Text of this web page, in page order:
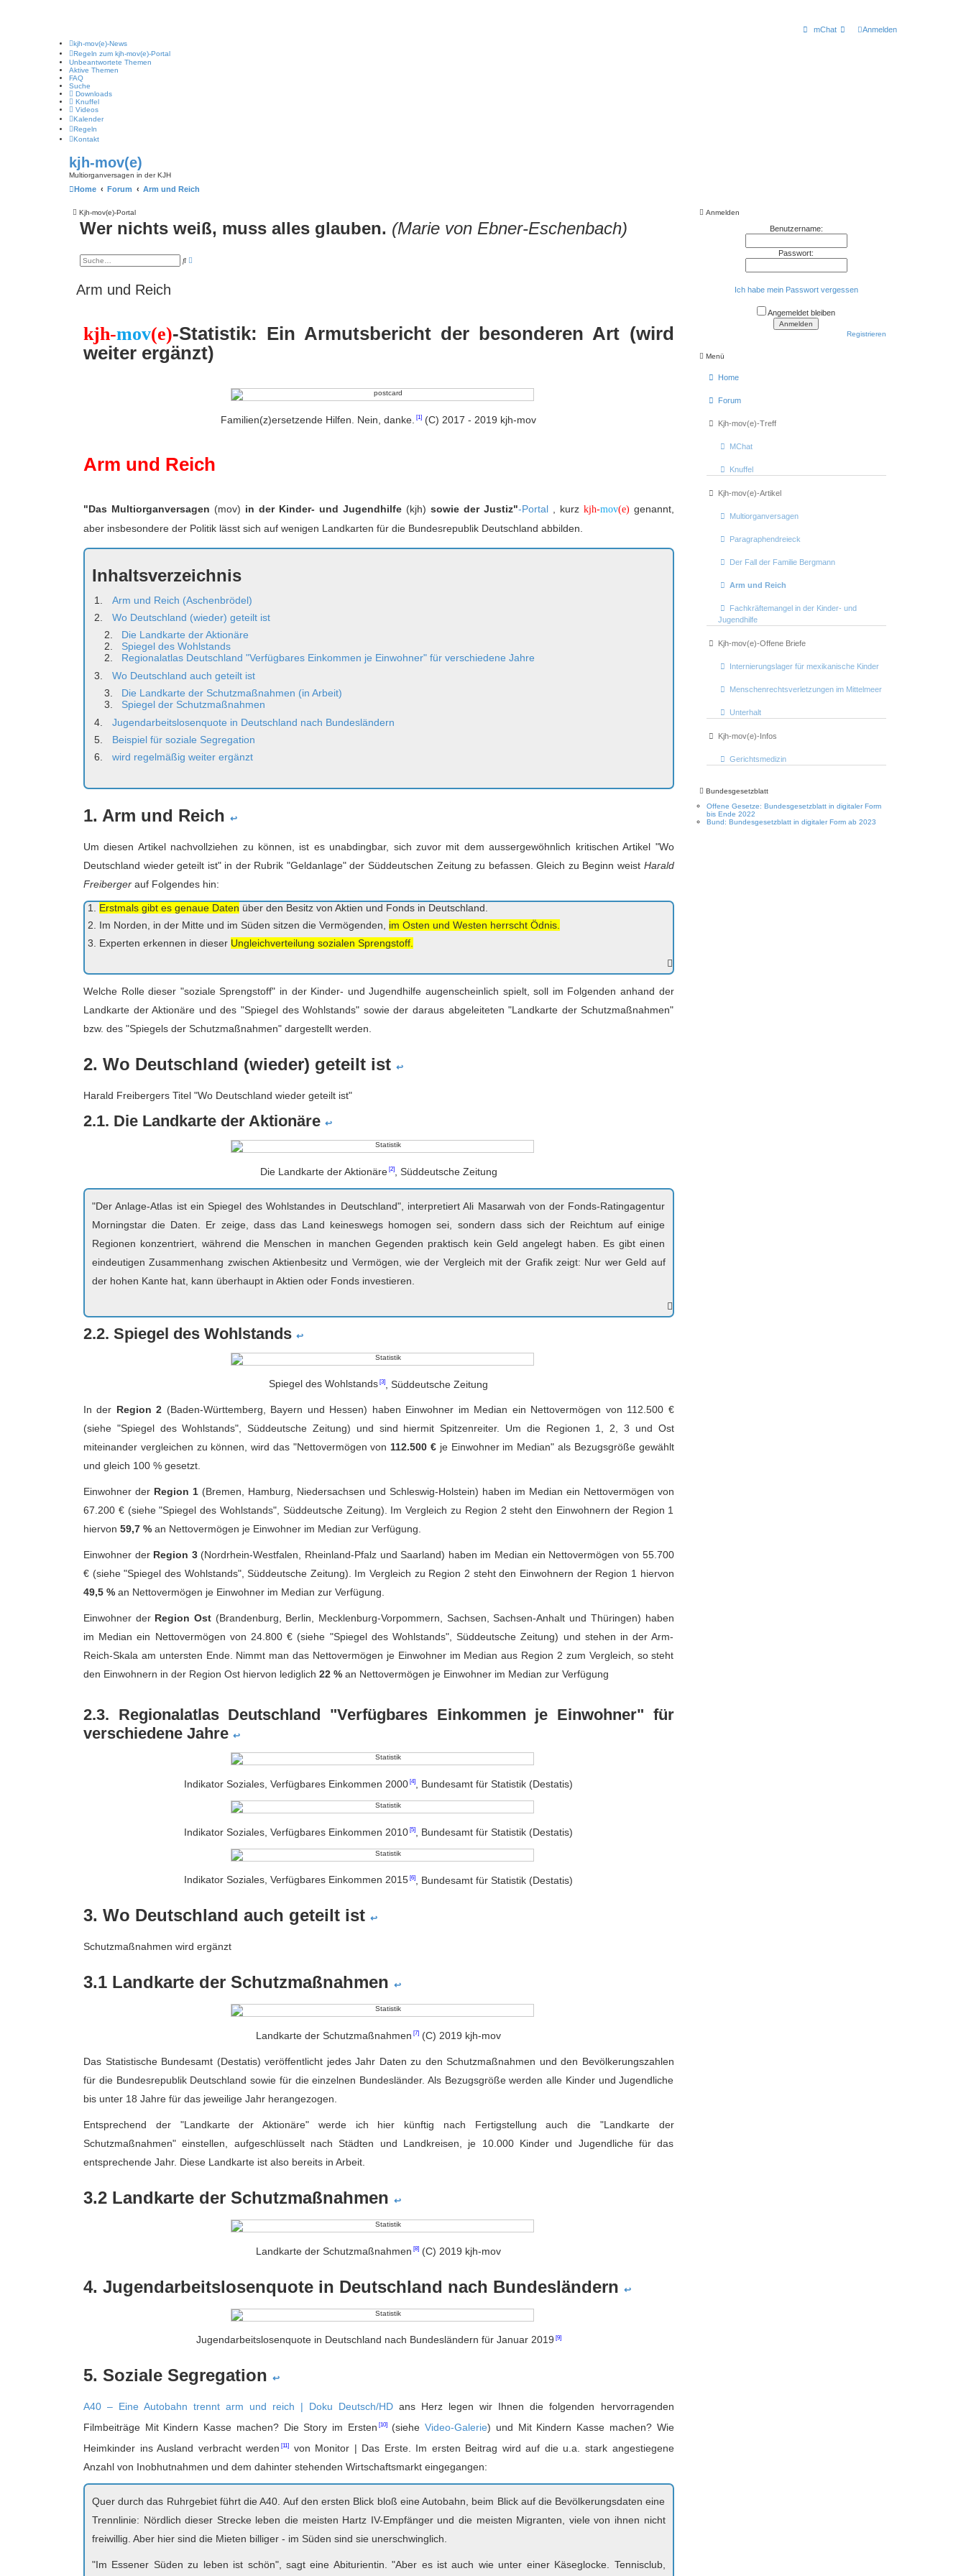
Anmelden
mChat
kjh-mov(e)-News
Regeln zum kjh-mov(e)-Portal
Unbeantwortete Themen
Aktive Themen
FAQ
Suche
Downloads
Knuffel
Videos
Kalender
Regeln
Kontakt
kjh-mov(e)
Multiorganversagen in der KJH
Home Forum Arm und Reich
Kjh-mov(e)-Portal
Wer nichts weiß, muss alles glauben. (Marie von Ebner-Eschenbach)
S
e
S
c
h
Arm und Reich
kjh-mov(e)-Statistik: Ein Armutsbericht der besonderen Art (wird
weiter ergänzt)
Familien(z)ersetzende Hilfen. Nein, danke. (C) 2017 - 2019 kjh-mov
Arm und Reich
"Das Multiorganversagen (mov) in der Kinder- und Jugendhilfe(kjh) sowie der Justiz"-Portal, kurz kjh-mov(e) genannt,
aber insbesondere der Politik lässt sich auf wenigen Landkarten für die Bundesrepublik Deutschland abbilden.
Inhaltsverzeichnis
Arm und Reich (Aschenbrödel)
Wo Deutschland (wieder) geteilt ist
Die Landkarte der Aktionäre
Spiegel des Wohlstands
Regionalatlas Deutschland "Verfügbares Einkommen je Einwohner" für verschiedene Jahre
Wo Deutschland auch geteilt ist
Die Landkarte der Schutzmaßnahmen (in Arbeit)
Spiegel der Schutzmaßnahmen
Jugendarbeitslosenquote in Deutschland nach Bundesländern
Beispiel für soziale Segregation
wird regelmäßig weiter ergänzt
1. Arm und Reich ↩
Um diesen Artikel nachvollziehen zu können, ist es unabdingbar, sich zuvor mit dem aussergewöhnlich kritischen Artikel "Wo
Deutschland wieder geteilt ist" in der Rubrik "Geldanlage" der Süddeutschen Zeitung zu befassen. Gleich zu Beginn weist Harald
Freiberger auf Folgendes hin:
Erstmals gibt es genaue Daten über den Besitz von Aktien und Fonds in Deutschland.
Im Norden, in der Mitte und im Süden sitzen die Vermögenden, im Osten und Westen herrscht Ödnis.
Experten erkennen in dieser Ungleichverteilung sozialen Sprengstoff.
Welche Rolle dieser "soziale Sprengstoff" in der Kinder- und Jugendhilfe augenscheinlich spielt, soll im Folgenden anhand der
Landkarte der Aktionäre und des "Spiegel des Wohlstands" sowie der daraus abgeleiteten "Landkarte der Schutzmaßnahmen"
bzw. des "Spiegels der Schutzmaßnahmen" dargestellt werden.
2. Wo Deutschland (wieder) geteilt ist ↩
Harald Freibergers Titel "Wo Deutschland wieder geteilt ist"
2.1. Die Landkarte der Aktionäre ↩
Die Landkarte der Aktionäre , Süddeutsche Zeitung
"Der Anlage-Atlas ist ein Spiegel des Wohlstandes in Deutschland", interpretiert Ali Masarwah von der Fonds-Ratingagentur
Morningstar die Daten. Er zeige, dass das Land keineswegs homogen sei, sondern dass sich der Reichtum auf einige
Regionen konzentriert, während die Menschen in manchen Gegenden praktisch kein Geld angelegt haben. Es gibt einen
eindeutigen Zusammenhang zwischen Aktienbesitz und Vermögen, wie der Vergleich mit der Grafik zeigt: Nur wer Geld auf
der hohen Kante hat, kann überhaupt in Aktien oder Fonds investieren.
2.2. Spiegel des Wohlstands ↩
Spiegel des Wohlstands , Süddeutsche Zeitung
In der Region 2 (Baden-Württemberg, Bayern und Hessen) haben Einwohner im Median ein Nettovermögen von 112.500 €
(siehe "Spiegel des Wohlstands", Süddeutsche Zeitung) und sind hiermit Spitzenreiter. Um die Regionen 1, 2, 3 und Ost
miteinander vergleichen zu können, wird das "Nettovermögen von112.500 € je Einwohner im Median" als Bezugsgröße gewählt
und gleich 100 % gesetzt.
Einwohner der Region 1(Bremen, Hamburg, Niedersachsen und Schleswig-Holstein) haben im Median ein Nettovermögen von
67.200 € (siehe "Spiegel des Wohlstands", Süddeutsche Zeitung). Im Vergleich zu Region 2 steht den Einwohnern der Region 1
hiervon 59,7 % an Nettovermögen je Einwohner im Median zur Verfügung.
Einwohner der Region 3(Nordrhein-Westfalen, Rheinland-Pfalz und Saarland) haben im Median ein Nettovermögen von 55.700
€ (siehe "Spiegel des Wohlstands", Süddeutsche Zeitung). Im Vergleich zu Region 2 steht den Einwohnern der Region 1 hiervon
49,5 % an Nettovermögen je Einwohner im Median zur Verfügung.
Einwohner der Region Ost (Brandenburg, Berlin, Mecklenburg-Vorpommern, Sachsen, Sachsen-Anhalt und Thüringen) haben
im Median ein Nettovermögen von 24.800 € (siehe "Spiegel des Wohlstands", Süddeutsche Zeitung) und stehen in der Arm-
Reich-Skala am untersten Ende. Nimmt man das Nettovermögen je Einwohner im Median aus Region 2 zum Vergleich, so steht
den Einwohnern in der Region Ost hiervon lediglich 22 % an Nettovermögen je Einwohner im Median zur Verfügung
2.3. Regionalatlas Deutschland "Verfügbares Einkommen je Einwohner" für
verschiedene Jahre ↩
Indikator Soziales, Verfügbares Einkommen 2000 , Bundesamt für Statistik (Destatis)
Indikator Soziales, Verfügbares Einkommen 2010 , Bundesamt für Statistik (Destatis)
Indikator Soziales, Verfügbares Einkommen 2015 , Bundesamt für Statistik (Destatis)
3. Wo Deutschland auch geteilt ist ↩
Schutzmaßnahmen wird ergänzt
3.1 Landkarte der Schutzmaßnahmen ↩
Landkarte der Schutzmaßnahmen (C) 2019 kjh-mov
Das Statistische Bundesamt (Destatis) veröffentlicht jedes Jahr Daten zu den Schutzmaßnahmen und den Bevölkerungszahlen
für die Bundesrepublik Deutschland sowie für die einzelnen Bundesländer. Als Bezugsgröße werden alle Kinder und Jugendliche
bis unter 18 Jahre für das jeweilige Jahr herangezogen.
Entsprechend der "Landkarte der Aktionäre" werde ich hier künftig nach Fertigstellung auch die "Landkarte der
Schutzmaßnahmen" einstellen, aufgeschlüsselt nach Städten und Landkreisen, je 10.000 Kinder und Jugendliche für das
entsprechende Jahr. Diese Landkarte ist also bereits in Arbeit.
3.2 Landkarte der Schutzmaßnahmen ↩
Landkarte der Schutzmaßnahmen (C) 2019 kjh-mov
4. Jugendarbeitslosenquote in Deutschland nach Bundesländern ↩
Jugendarbeitslosenquote in Deutschland nach Bundesländern für Januar 2019
5. Soziale Segregation ↩
A40 – Eine Autobahn trennt arm und reich | Doku Deutsch/HD ans Herz legen wir Ihnen die folgenden hervorragenden
Filmbeiträge Mit Kindern Kasse machen? Die Story im Ersten (sieheVideo-Galerie) und Mit Kindern Kasse machen? Wie
Heimkinder ins Ausland verbracht werden
von Monitor | Das Erste. Im ersten Beitrag wird auf die u.a. stark angestiegene
Anzahl von Inobhutnahmen und dem dahinter stehenden Wirtschaftsmarkt eingegangen:
Quer durch das Ruhrgebiet führt die A40. Auf den ersten Blick bloß eine Autobahn, beim Blick auf die Bevölkerungsdaten eine
Trennlinie: Nördlich dieser Strecke leben die meisten Hartz IV-Empfänger und die meisten Migranten, viele von ihnen nicht
freiwillig. Aber hier sind die Mieten billiger - im Süden sind sie unerschwinglich.
"Im Essener Süden zu leben ist schön", sagt eine Abiturientin. "Aber es ist auch wie unter einer Käseglocke. Tennisclub,
Anmelden
Benutzername:
Passwort:
Ich habe mein Passwort vergessen
Angemeldet bleiben
Registrieren
Menü
Home
Forum
Kjh-mov(e)-Treff
MChat
Knuffel
Kjh-mov(e)-Artikel
Multiorganversagen
Paragraphendreieck
Der Fall der Familie Bergmann
Arm und Reich
Fachkräftemangel in der Kinder- und
Jugendhilfe
Kjh-mov(e)-Offene Briefe
Internierungslager für mexikanische Kinder
Menschenrechtsverletzungen im Mittelmeer
Unterhalt
Kjh-mov(e)-Infos
Gerichtsmedizin
Bundesgesetzblatt
Offene Gesetze: Bundesgesetzblatt in digitaler Form
bis Ende 2022
Bund: Bundesgesetzblatt in digitaler Form ab 2023